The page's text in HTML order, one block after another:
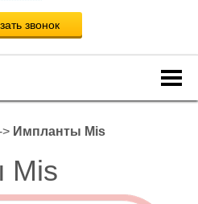
звонок
> Импланты Mis
Mis